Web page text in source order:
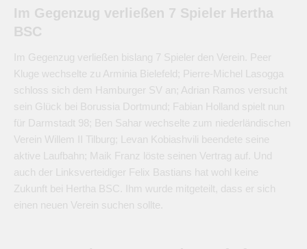
Im Gegenzug verließen 7 Spieler Hertha
BSC
Im Gegenzug verließen bislang 7 Spieler den Verein. Peer
Kluge wechselte zu Arminia Bielefeld; Pierre-Michel Lasogga
schloss sich dem Hamburger SV an; Adrian Ramos versucht
sein Glück bei Borussia Dortmund; Fabian Holland spielt nun
für Darmstadt 98; Ben Sahar wechselte zum niederländischen
Verein Willem II Tilburg; Levan Kobiashvili beendete seine
aktive Laufbahn; Maik Franz löste seinen Vertrag auf. Und
auch der Linksverteidiger Felix Bastians hat wohl keine
Zukunft bei Hertha BSC. Ihm wurde mitgeteilt, dass er sich
einen neuen Verein suchen sollte.